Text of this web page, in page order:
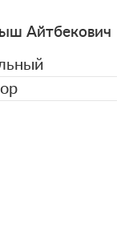
Айтбекович